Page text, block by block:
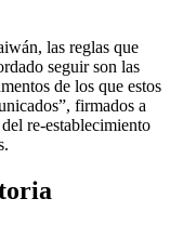
las reglas que
seguir son las
de los que estos
firmados a
re-establecimiento